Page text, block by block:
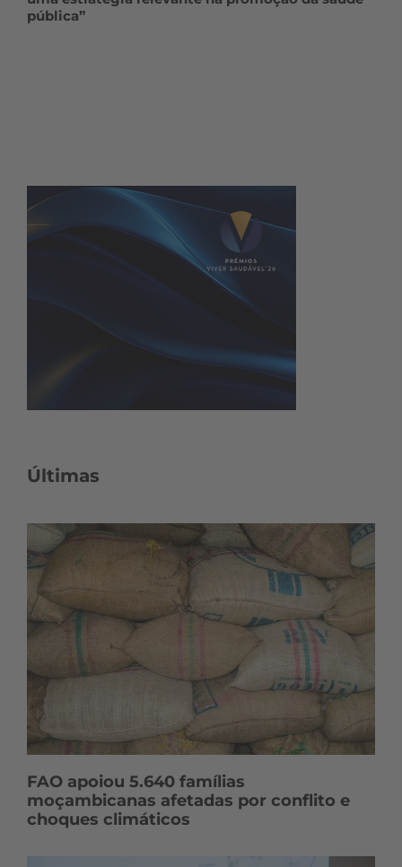
pública”
Últimas
FAO apoiou 5.640 famílias
moçambicanas afetadas por conflito e
choques climáticos